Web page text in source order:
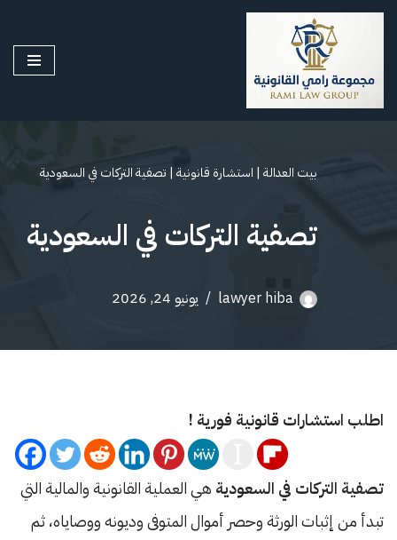
إلى
بيت العدالة | استشارة قانونية | تصفية التركات في السعودية
تصفية التركات في السعودية
lawyer hiba يونيو 24, 2026
اطلب استشارات قانونية فورية !
تصفية التركات في السعودية هي العملية القانونية والمالية التي
تبدأ من إثبات الورثة وحصر أموال المتوفى وديونه ووصاياه، ثم